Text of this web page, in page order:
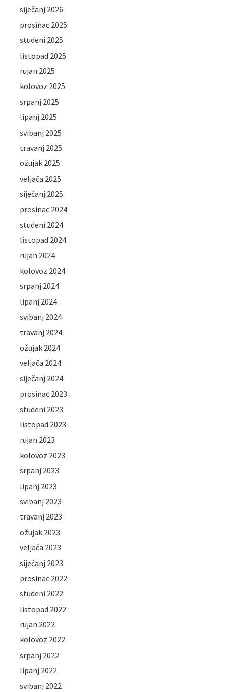
siječanj 2026
prosinac 2025
studeni 2025
listopad 2025
rujan 2025
kolovoz 2025
srpanj 2025
lipanj 2025
svibanj 2025
travanj 2025
ožujak 2025
veljača 2025
siječanj 2025
prosinac 2024
studeni 2024
listopad 2024
rujan 2024
kolovoz 2024
srpanj 2024
lipanj 2024
svibanj 2024
travanj 2024
ožujak 2024
veljača 2024
siječanj 2024
prosinac 2023
studeni 2023
listopad 2023
rujan 2023
kolovoz 2023
srpanj 2023
lipanj 2023
svibanj 2023
travanj 2023
ožujak 2023
veljača 2023
siječanj 2023
prosinac 2022
studeni 2022
listopad 2022
rujan 2022
kolovoz 2022
srpanj 2022
lipanj 2022
svibanj 2022